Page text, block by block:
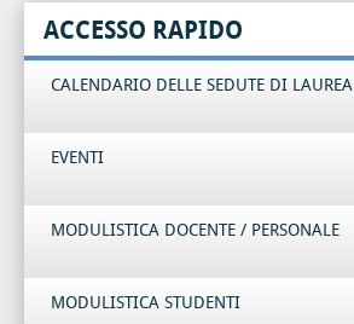
ACCESSO RAPIDO
CALENDARIO DELLE SEDUTE DI LAUREA
EVENTI
MODULISTICA DOCENTE / PERSONALE
MODULISTICA STUDENTI